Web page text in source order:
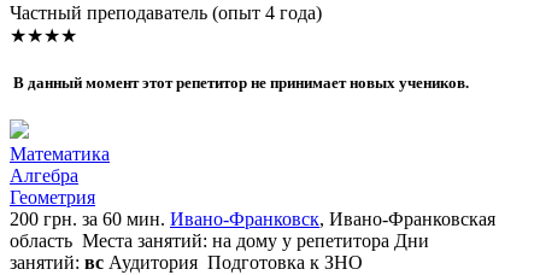
Частный преподаватель (опыт 4 года)
★★★★
В данный момент этот репетитор не принимает новых учеников.
Математика
Алгебра
Геометрия
200 грн. за 60 мин. Ивано-Франковск, Ивано-Франковская
область Места занятий: на дому у репетитора Дни
занятий: вс Аудитория Подготовка к ЗНО